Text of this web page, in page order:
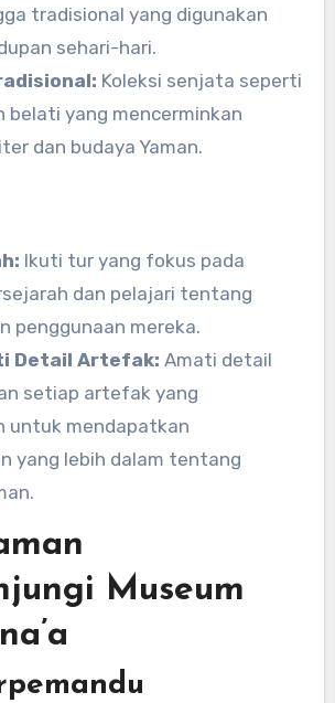
tradisional yang digunakan
sehari-hari.
Koleksi senjata seperti
belati yang mencerminkan
dan budaya Yaman.
Ikuti tur yang fokus pada
dan pelajari tentang
penggunaan mereka.
Detail Artefak: Amati detail
setiap artefak yang
untuk mendapatkan
yang lebih dalam tentang
Museum